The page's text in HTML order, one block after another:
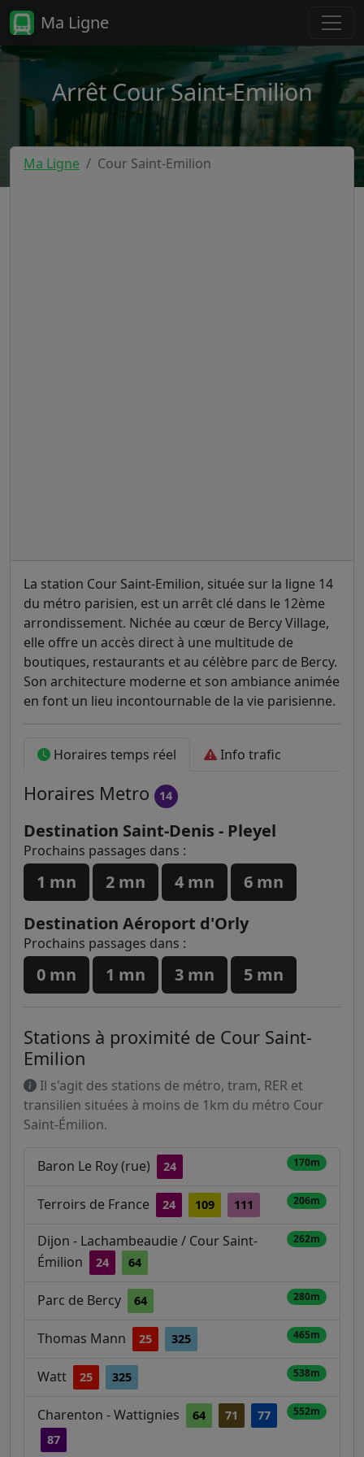
Ma Ligne
Arrêt Cour Saint-Emilion
Ma Ligne Cour Saint-Emilion
La station Cour Saint-Emilion, située sur la ligne 14
du métro parisien, est un arrêt clé dans le 12ème
arrondissement. Nichée au cœur de Bercy Village,
elle offre un accès direct à une multitude de
boutiques, restaurants et au célèbre parc de Bercy.
Son architecture moderne et son ambiance animée
en font un lieu incontournable de la vie parisienne.
Horaires temps réel Info trafic
Horaires Metro 14
Destination Saint-Denis - Pleyel
Prochains passages dans :
1 mn 2 mn 4 mn
6 mn
Destination Aéroport d'Orly
Prochains passages dans :
0 mn 1 mn 3 mn 5 mn
Stations à proximité de Cour Saint-
Emilion
Il s'agit des stations de métro, tram, RER et
transilien situées à moins de 1km du métro Cour
Saint-Émilion.
Baron Le Roy (rue) 24 170m
Terroirs de France 24 109 111 206m
Dijon - Lachambeaudie / Cour Saint-
Émilion
24 64
262m
Parc de Bercy 64 280m
Thomas Mann 25 325 465m
Watt 25 325 538m
Charenton - Wattignies 64 71
77
87
552m